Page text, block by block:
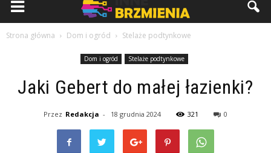
Strona główna Dom i ogród Stelaże podtynkowe
Dom i ogród Stelaże podtynkowe
Jaki Gebert do małej łazienki?
Przez Redakcja - 18 grudnia 2024 321 0